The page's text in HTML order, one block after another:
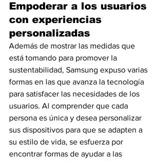
Empoderar a los usuarios
con experiencias
personalizadas
Además de mostrar las medidas que
está tomando para promover la
sustentabilidad, Samsung expuso varias
formas en las que avanza la tecnología
para satisfacer las necesidades de los
usuarios. Al comprender que cada
persona es única y desea personalizar
sus dispositivos para que se adapten a
su estilo de vida, se esfuerza por
encontrar formas de ayudar a las